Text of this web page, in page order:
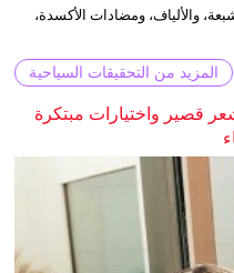
والألياف، ومضادات الأكسدة،
المزيد من التحقيقات السياحية
قصير واختيارات مبتكرة